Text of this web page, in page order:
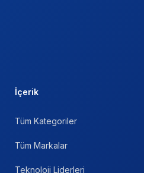
İçerik
Tüm Kategoriler
Tüm Markalar
Teknoloji Liderleri